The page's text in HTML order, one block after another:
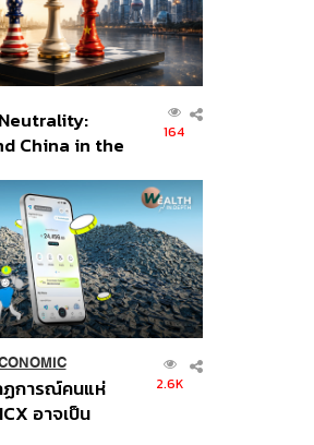
China in the
164
ฏการณ์คนแห่
อาจเป็น
2.6K